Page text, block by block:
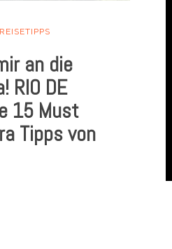
REISETIPPS
an die
RIO DE
15 Must
Tipps von